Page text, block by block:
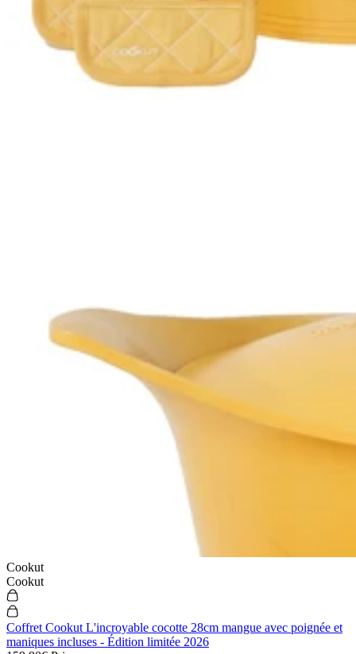
Cookut
Cookut
Coffret Cookut L'incroyable cocotte 28cm mangue avec poignée et
maniques incluses - Édition limitée 2026